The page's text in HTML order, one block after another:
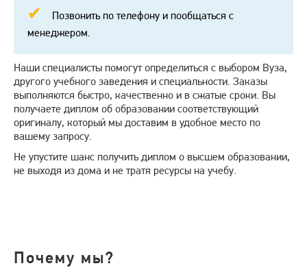
Позвонить по телефону и пообщаться с
менеджером.
Наши специалисты помогут определиться с выбором Вуза,
другого учебного заведения и специальности. Заказы
выполняются быстро, качественно и в сжатые сроки. Вы
получаете диплом об образовании соответствующий
оригиналу, который мы доставим в удобное место по
вашему запросу.
Не упустите шанс получить диплом о высшем образовании,
не выходя из дома и не тратя ресурсы на учебу.
Почему мы?